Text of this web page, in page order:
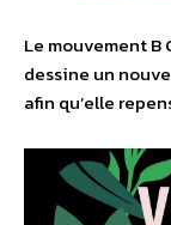
Le mouvement
dessine un
afin qu’elle